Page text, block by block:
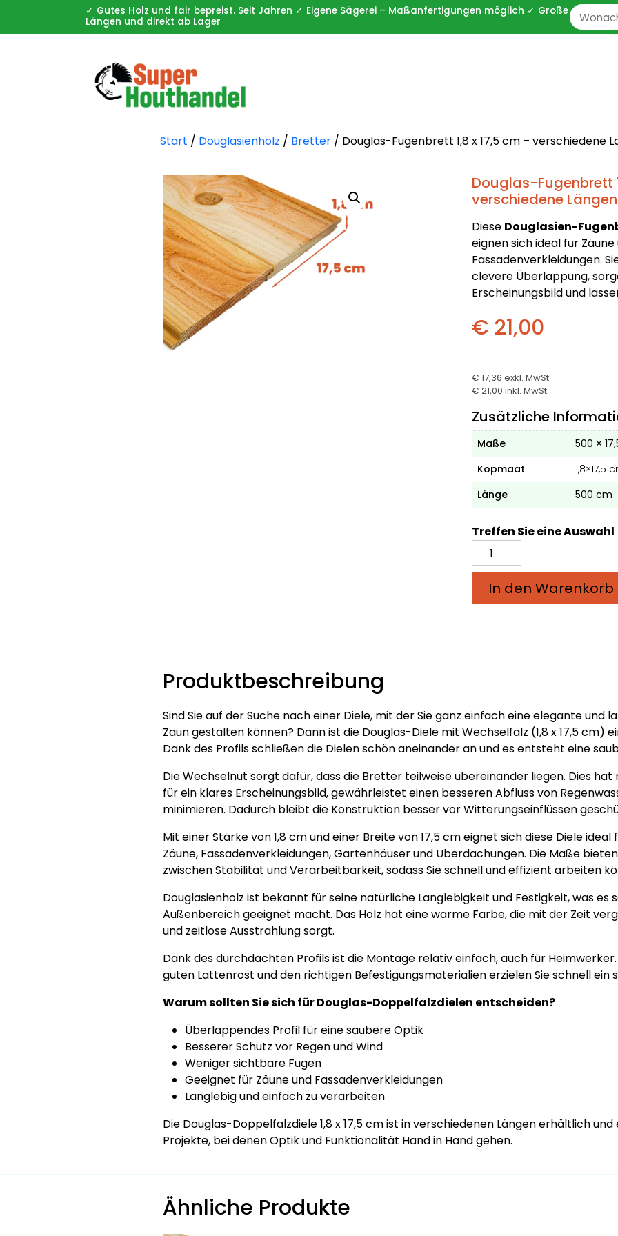
✓ Gutes Holz und fair bepreist. Seit Jahren ✓ Eigene Sägerei – Maßanfertigungen möglich ✓ Große
Längen und direkt ab Lager
Zoeken
naar:
Start / Douglasienholz / Bretter / Douglas-Fugenbrett 1,8 x 17,5 cm – verschiedene
Douglas-Fugenbrett
verschiedene Längen
Diese Douglasien-
eignen sich ideal für Zäune
Fassadenverkleidungen.
clevere Überlappung,
Erscheinungsbild und
€ 21,00
€ 17,36 exkl. MwSt.
€ 21,00 inkl. MwSt.
Zusätzliche
Maße
500 ×
Kopmaat
1,8×17,5
Länge
500 cm
Treffen Sie eine Auswahl
Douglas-
Fugenbrett
In den Warenkorb
Produktbeschreibung
Sind Sie auf der Suche nach einer Diele, mit der Sie ganz einfach eine elegante und
Zaun gestalten können? Dann ist die Douglas-Diele mit Wechselfalz (1,8 x 17,5 cm)
Dank des Profils schließen die Dielen schön aneinander an und es entsteht eine
Die Wechselnut sorgt dafür, dass die Bretter teilweise übereinander liegen. Dies
für ein klares Erscheinungsbild, gewährleistet einen besseren Abfluss von
minimieren. Dadurch bleibt die Konstruktion besser vor Witterungseinflüssen
Mit einer Stärke von 1,8 cm und einer Breite von 17,5 cm eignet sich diese Diele
Zäune, Fassadenverkleidungen, Gartenhäuser und Überdachungen. Die Maße
zwischen Stabilität und Verarbeitbarkeit, sodass Sie schnell und effizient arbeiten
Douglasienholz ist bekannt für seine natürliche Langlebigkeit und Festigkeit, was es
Außenbereich geeignet macht. Das Holz hat eine warme Farbe, die mit der Zeit
und zeitlose Ausstrahlung sorgt.
Dank des durchdachten Profils ist die Montage relativ einfach, auch für
guten Lattenrost und den richtigen Befestigungsmaterialien erzielen Sie schnell ein
Warum sollten Sie sich für Douglas-Doppelfalzdielen entscheiden?
Überlappendes Profil für eine saubere Optik
Besserer Schutz vor Regen und Wind
Weniger sichtbare Fugen
Geeignet für Zäune und Fassadenverkleidungen
Langlebig und einfach zu verarbeiten
Die Douglas-Doppelfalzdiele 1,8 x 17,5 cm ist in verschiedenen Längen erhältlich
Projekte, bei denen Optik und Funktionalität Hand in Hand gehen.
Ähnliche Produkte